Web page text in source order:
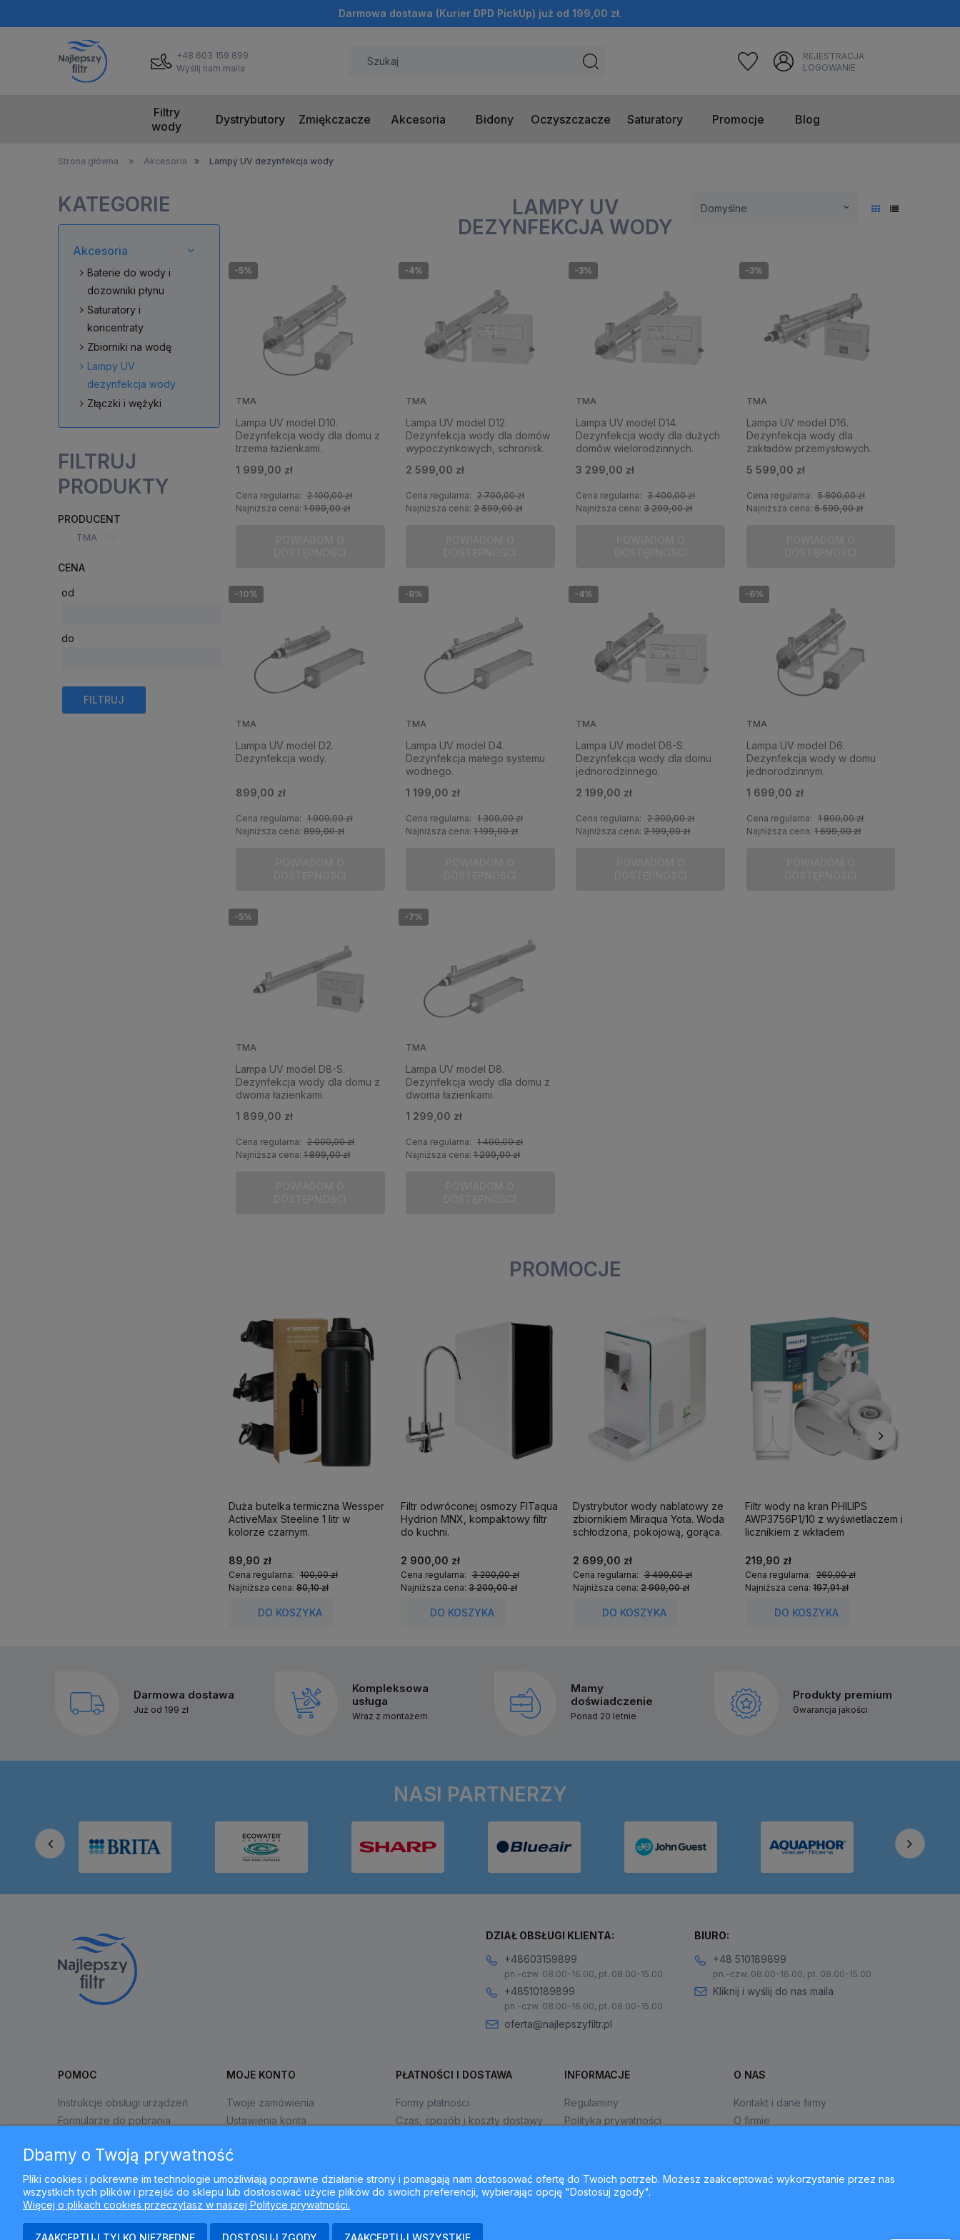
Darmowa dostawa (Kurier DPD PickUp) już od 199,00 zł.
+48 603 159 899
Wyślij nam maila
REJESTRACJA
LOGOWANIE
Filtry
wody
Dystrybutory Zmiękczacze Akcesoria Bidony Oczyszczacze Saturatory Promocje Blog
Strona główna » Akcesoria » Lampy UV dezynfekcja wody
KATEGORIE
Akcesoria
Baterie do wody i
dozowniki płynu
Saturatory i
koncentraty
Zbiorniki na wodę
Lampy UV
dezynfekcja wody
Złączki i wężyki
FILTRUJ
PRODUKTY
PRODUCENT
TMA
CENA
od
do
FILTRUJ
LAMPY UV
DEZYNFEKCJA WODY
TMA
Lampa UV model D10.
Dezynfekcja wody dla domu z
trzema łazienkami.
1 999,00 zł
Cena regularna: 2 100,00 zł
Najniższa cena: 1 999,00 zł
-5%
TMA
Lampa UV model D12.
Dezynfekcja wody dla domów
wypoczynkowych, schronisk.
2 599,00 zł
Cena regularna:
2 700,00 zł
Najniższa cena:2 599,00 zł
-4%
TMA
Lampa UV model D14.
Dezynfekcja wody dla dużych
domów wielorodzinnych.
3 299,00 zł
Cena regularna:
3 400,00 zł
Najniższa cena:3 299,00 zł
-3%
TMA
Lampa UV model D16.
Dezynfekcja wody dla
zakładów przemysłowych.
5 599,00 zł
Cena regularna: 5 800,00 zł
Najniższa cena:5 599,00 zł
-3%
TMA
Lampa UV model D2.
Dezynfekcja wody.
899,00 zł
Cena regularna: 1 000,00 zł
Najniższa cena: 899,00 zł
-10%
TMA
Lampa UV model D4.
Dezynfekcja małego systemu
wodnego.
1 199,00 zł
Cena regularna:
1 300,00 zł
Najniższa cena:1 199,00 zł
-8%
TMA
Lampa UV model D6-S.
Dezynfekcja wody dla domu
jednorodzinnego.
2 199,00 zł
Cena regularna:
2 300,00 zł
Najniższa cena:2 199,00 zł
-4%
TMA
Lampa UV model D6.
Dezynfekcja wody w domu
jednorodzinnym.
1 699,00 zł
Cena regularna: 1 800,00 zł
Najniższa cena:1 699,00 zł
-6%
TMA
Lampa UV model D8-S.
Dezynfekcja wody dla domu z
dwoma łazienkami.
1 899,00 zł
Cena regularna: 2 000,00 zł
Najniższa cena: 1 899,00 zł
-5%
TMA
Lampa UV model D8.
Dezynfekcja wody dla domu z
dwoma łazienkami.
1 299,00 zł
Cena regularna:
1 400,00 zł
Najniższa cena:1 299,00 zł
-7%
PROMOCJE
Duża butelka termiczna Wessper
ActiveMax Steeline 1 litr w
kolorze czarnym.
89,90 zł
Cena regularna: 100,00 zł
Najniższa cena:80,10 zł
DO KOSZYKA
Filtr odwróconej osmozy FITaqua
Hydrion MNX, kompaktowy filtr
do kuchni.
2 900,00 zł
Cena regularna: 3 200,00 zł
Najniższa cena:3 200,00 zł
DO KOSZYKA
Dystrybutor wody nablatowy ze
zbiornikiem Miraqua Yota. Woda
schłodzona, pokojową, gorąca.
2 699,00 zł
Cena regularna: 3 499,00 zł
Najniższa cena:2 999,00 zł
DO KOSZYKA
Filtr wody na kran PHILIPS
AWP3756P1/10 z wyświetlaczem i
licznikiem z wkładem
219,90 zł
Cena regularna: 260,00 zł
Najniższa cena:197,91 zł
DO KOSZYKA
Darmowa dostawa
Już od 199 zł
Kompleksowa
usługa
Wraz z montażem
Mamy
doświadczenie
Ponad 20 letnie
Produkty premium
Gwarancja jakości
NASI PARTNERZY
DZIAŁ OBSŁUGI KLIENTA:
+48603159899
pn.-czw. 08.00-16.00, pt. 08.00-15.00
+48510189899
pn.-czw. 08.00-16.00, pt. 08.00-15.00
oferta@najlepszyfiltr.pl
BIURO:
+48 510189899
pn.-czw. 08.00-16.00, pt. 08.00-15.00
Kliknij i wyślij do nas maila
POMOC
Instrukcje obsługi urządzeń
Formularze do pobrania
MOJE KONTO
Twoje zamówienia
Ustawienia konta
PŁATNOŚCI I DOSTAWA
Formy płatności
Czas, sposób i koszty dostawy
INFORMACJE
Regulaminy
Polityka prywatności
O NAS
Kontakt i dane firmy
O firmie
Dbamy o Twoją prywatność
Pliki cookies i pokrewne im technologie umożliwiają poprawne działanie strony i pomagają nam dostosować ofertę do Twoich potrzeb. Możesz zaakceptować wykorzystanie przez nas
wszystkich tych plików i przejść do sklepu lub dostosować użycie plików do swoich preferencji, wybierając opcję "Dostosuj zgody".
Więcej o plikach cookies przeczytasz w naszej Polityce prywatności.
ZAAKCEPTUJ TYLKO NIEZBĘDNE DOSTOSUJ ZGODY ZAAKCEPTUJ WSZYSTKIE